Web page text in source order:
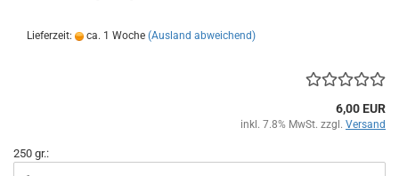
Lieferzeit: ca. 1 Woche (Ausland abweichend)
6,00 EUR
inkl. 7.8% MwSt. zzgl. Versand
250 gr.: